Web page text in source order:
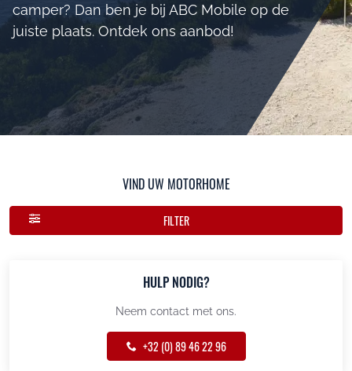
camper? Dan ben je bij ABC Mobil e op de
juiste plaats. Ontdek ons aanbod!
VIND UW MOTORHOME
FILTER
HULP NODIG?
Neem contact met ons.
+32 (0) 89 46 22 96